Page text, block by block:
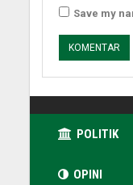
Save my
POLITIK
OPINI